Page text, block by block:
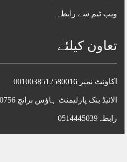
ویب ٹیم سے رابطہ
تعاون کیلئے
اکاؤنٹ نمبر 0010038512580016
الائیڈ بنک پارلیمنٹ ہاؤس برانچ 0756
رابطہ0514445039